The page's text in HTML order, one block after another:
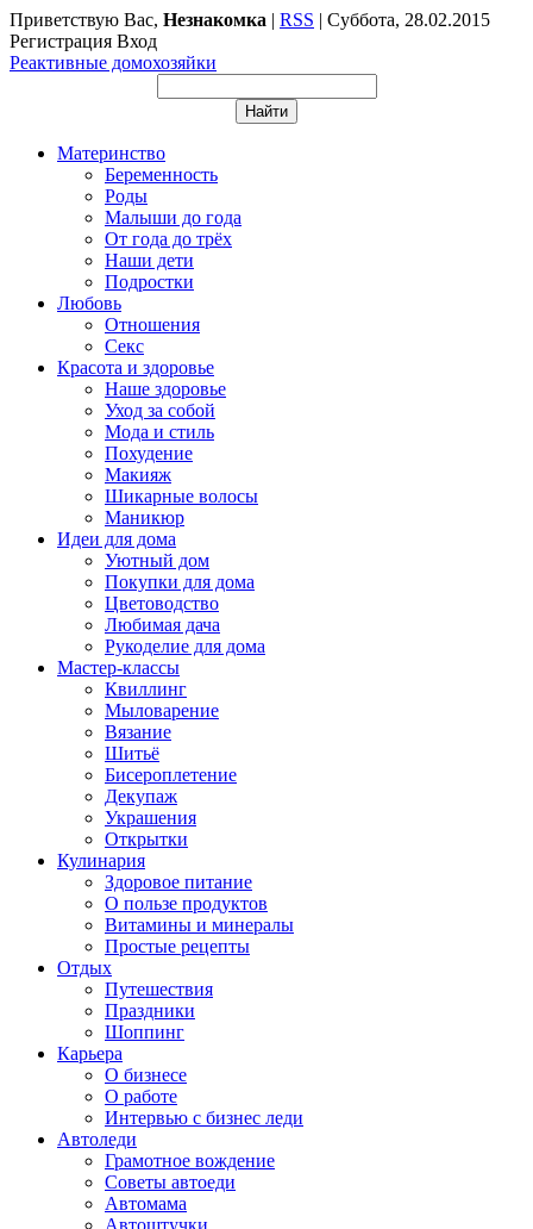
Приветствую Вас, Незнакомка | RSS | Суббота, 28.02.2015
Регистрация Вход
Реактивные домохозяйки
Материнство
Беременность
Роды
Малыши до года
От года до трёх
Наши дети
Подростки
Любовь
Отношения
Секс
Красота и здоровье
Наше здоровье
Уход за собой
Мода и стиль
Похудение
Макияж
Шикарные волосы
Маникюр
Идеи для дома
Уютный дом
Покупки для дома
Цветоводство
Любимая дача
Рукоделие для дома
Мастер-классы
Квиллинг
Мыловарение
Вязание
Шитьё
Бисероплетение
Декупаж
Украшения
Открытки
Кулинария
Здоровое питание
О пользе продуктов
Витамины и минералы
Простые рецепты
Отдых
Путешествия
Праздники
Шоппинг
Карьера
О бизнесе
О работе
Интервью с бизнес леди
Автоледи
Грамотное вождение
Советы автоеди
Автомама
Автоштучки